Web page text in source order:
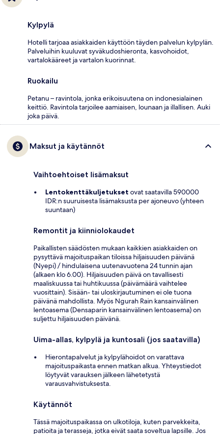
Kylpylä
Hotelli tarjoaa asiakkaiden käyttöön täyden palvelun kylpylän.
Palveluihin kuuluvat syväkudoshieronta, kasvohoidot,
vartalokääreet ja vartalon kuorinnat.
Ruokailu
Petanu – ravintola, jonka erikoisuutena on indonesialainen
keittiö. Ravintola tarjoilee aamiaisen, lounaan ja illallisen. Auki
joka päivä.
Maksut ja käytännöt
Vaihtoehtoiset lisämaksut
Lentokenttäkuljetukset ovat saatavilla 590000
IDR:n suuruisesta lisämaksusta per ajoneuvo (yhteen
suuntaan)
Remontit ja kiinniolokaudet
Paikallisten säädösten mukaan kaikkien asiakkaiden on
pysyttävä majoituspaikan tiloissa hiljaisuuden päivänä
(Nyepi) / hindulaisena uutenavuotena 24 tunnin ajan
(alkaen klo 6.00). Hiljaisuuden päivä on tavallisesti
maaliskuussa tai huhtikuussa (päivämäärä vaihtelee
vuosittain). Sisään- tai uloskirjautuminen ei ole tuona
päivänä mahdollista. Myös Ngurah Rain kansainvälinen
lentoasema (Densaparin kansainvälinen lentoasema) on
suljettu hiljaisuuden päivänä.
Uima-allas, kylpylä ja kuntosali (jos saatavilla)
Hierontapalvelut ja kylpylähoidot on varattava
majoituspaikasta ennen matkan alkua. Yhteystiedot
löytyvät varauksen jälkeen lähetetystä
varausvahvistuksesta.
Käytännöt
Tässä majoituspaikassa on ulkotiloja, kuten parvekkeita,
patioita ja terasseja, jotka eivät saata soveltua lapsille. Jos